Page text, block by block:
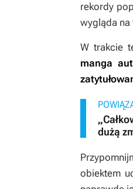
rekordy
wygląda na
W trakcie
manga
dużą
obiektem